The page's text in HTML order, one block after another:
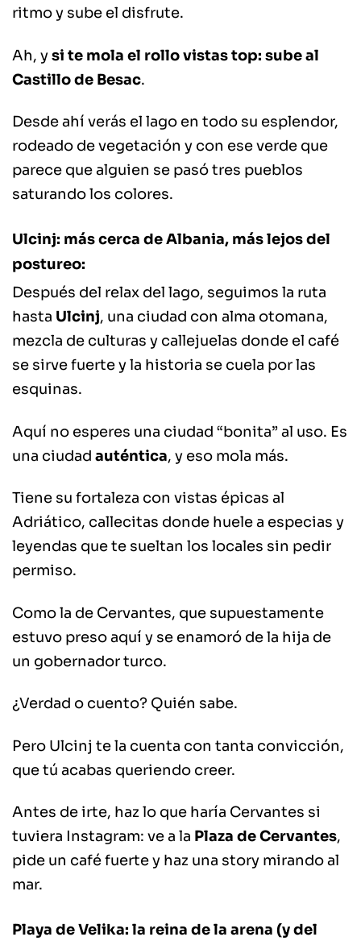
ritmo y sube el disfrute.
Ah, ysi te mola el rollo vistas top: sube al
Castillo de Besac.
Desde ahí verás el lago en todo su esplendor,
rodeado de vegetación y con ese verde que
parece que alguien se pasó tres pueblos
saturando los colores.
Ulcinj: más cerca de Albania, más lejos del
postureo:
Después del relax del lago, seguimos la ruta
hasta Ulcinj, una ciudad con alma otomana,
mezcla de culturas y callejuelas donde el café
se sirve fuerte y la historia se cuela por las
esquinas.
Aquí no esperes una ciudad “bonita” al uso. Es
una ciudad auténtica, y eso mola más.
Tiene su fortaleza con vistas épicas al
Adriático, callecitas donde huele a especias y
leyendas que te sueltan los locales sin pedir
permiso.
Como la de Cervantes, que supuestamente
estuvo preso aquí y se enamoró de la hija de
un gobernador turco.
¿Verdad o cuento? Quién sabe.
Pero Ulcinj te la cuenta con tanta convicción,
que tú acabas queriendo creer.
Antes de irte, haz lo que haría Cervantes si
tuviera Instagram: ve a la Plaza de Cervantes,
pide un café fuerte y haz una story mirando al
mar.
Playa de Velika: la reina de la arena (y del